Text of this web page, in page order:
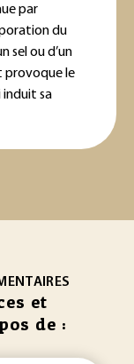
par
du
sel ou d’un
provoque le
induit sa
et
de :